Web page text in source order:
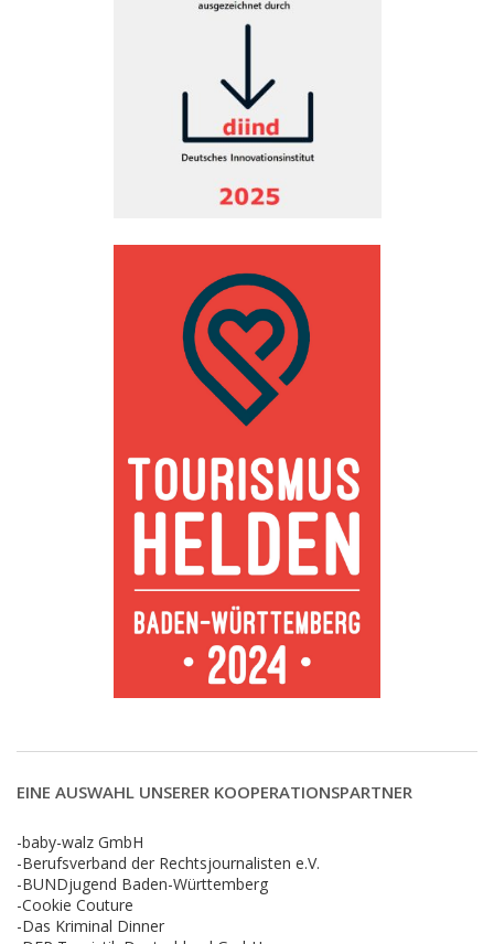
EINE AUSWAHL UNSERER KOOPERATIONSPARTNER
-baby-walz GmbH
-Berufsverband der Rechtsjournalisten e.V.
-BUNDjugend Baden-Württemberg
-Cookie Couture
-Das Kriminal Dinner